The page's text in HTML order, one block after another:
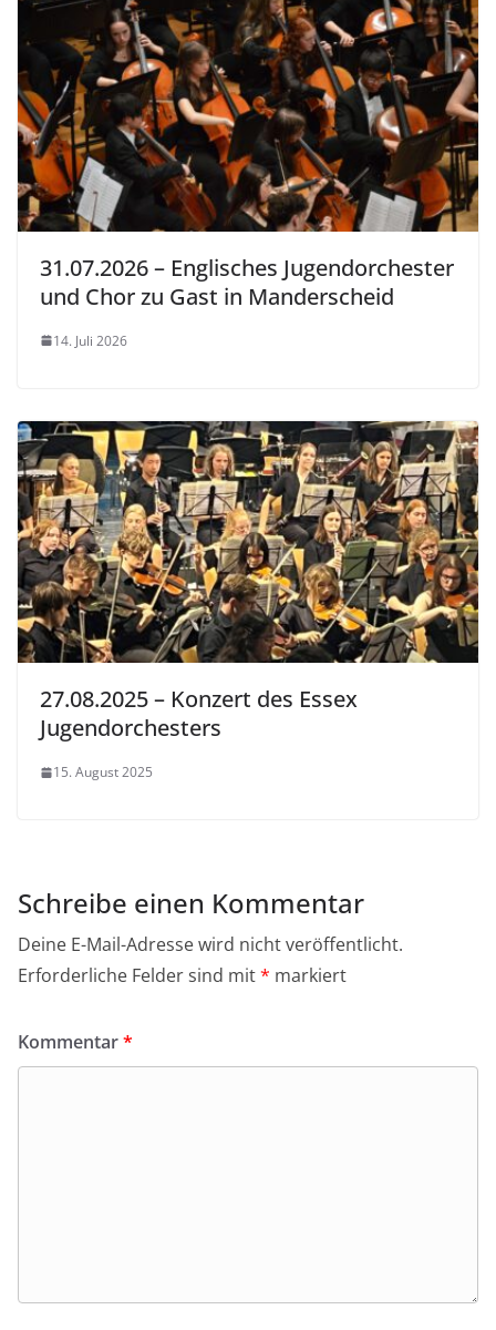
31.07.2026 – Englisches Jugendorchester
und Chor zu Gast in Manderscheid
14. Juli 2026
27.08.2025 – Konzert des Essex
Jugendorchesters
15. August 2025
Schreibe einen Kommentar
Deine E-Mail-Adresse wird nicht veröffentlicht.
Erforderliche Felder sind mit* markiert
Kommentar*